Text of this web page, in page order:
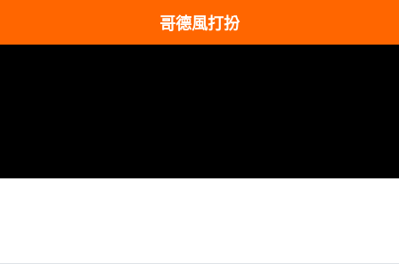
哥德風打扮